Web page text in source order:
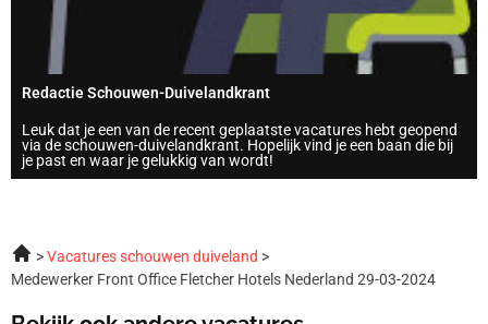
Redactie Schouwen-Duivelandkrant
Leuk dat je een van de recent geplaatste vacatures hebt geopend
via de schouwen-duivelandkrant. Hopelijk vind je een baan die bij
je past en waar je gelukkig van wordt!
Vacatures schouwen duiveland
Medewerker Front Office Fletcher Hotels Nederland 29-03-2024